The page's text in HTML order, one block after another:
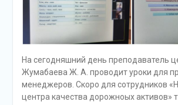
На сегодняшний день преподаватель
Жумабаева Ж. А. проводит уроки для
менеджеров. Скоро для сотрудников
центра качества дорожноых активов»